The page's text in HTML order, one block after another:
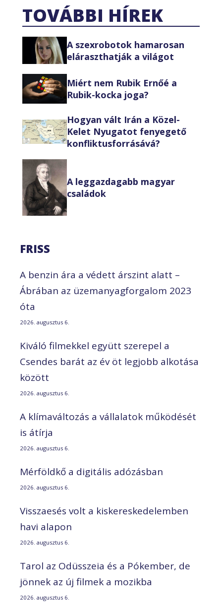
TOVÁBBI HÍREK
A szexrobotok hamarosan
eláraszthatják a világot
Miért nem Rubik Ernőé a
Rubik-kocka joga?
Hogyan vált Irán a Közel-
Kelet Nyugatot fenyegető
konfliktusforrásává?
A leggazdagabb magyar
családok
FRISS
A benzin ára a védett árszint alatt –
Ábrában az üzemanyagforgalom 2023
óta
2026. augusztus 6.
Kiváló filmekkel együtt szerepel a
Csendes barát az év öt legjobb alkotása
között
2026. augusztus 6.
A klímaváltozás a vállalatok működését
is átírja
2026. augusztus 6.
Mérföldkő a digitális adózásban
2026. augusztus 6.
Visszaesés volt a kiskereskedelemben
havi alapon
2026. augusztus 6.
Tarol az Odüsszeia és a Pókember, de
jönnek az új filmek a mozikba
2026. augusztus 6.